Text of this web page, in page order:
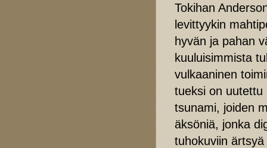
Tokihan
levittyykin
hyvän ja pahan
kuuluisimmista
vulkaaninen
tueksi on uutettu
tsunami, joiden
äksöniä, jonka
tuhokuviin